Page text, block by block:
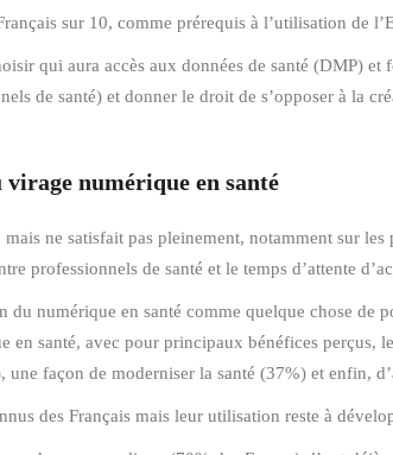
sur 10, comme prérequis à l’utilisation de
qui aura accès aux données de santé (DMP)
de santé) et donner le droit de s’opposer à la
numérique en santé
ne satisfait pas pleinement, notamment sur
professionnels de santé et le temps d’attente
numérique en santé comme quelque chose de
en santé, avec pour principaux bénéfices perçus,
façon de moderniser la santé (37%) et enfin,
des Français mais leur utilisation reste à